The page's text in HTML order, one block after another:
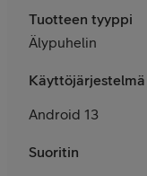
Tuotteen tyyppi
Älypuhelin
Käyttöjärjestelmä
Android 13
Suoritin